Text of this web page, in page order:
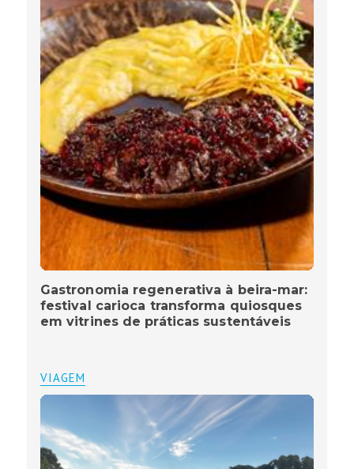
Gastronomia regenerativa à beira-mar:
festival carioca transforma quiosques
em vitrines de práticas sustentáveis
VIAGEM